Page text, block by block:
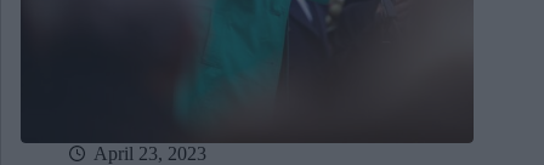
April 23, 2023